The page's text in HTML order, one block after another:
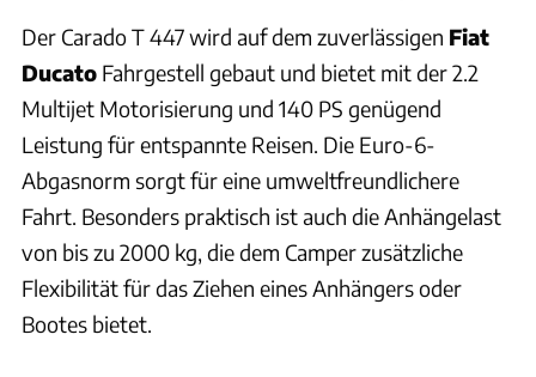
Der Carado T 447 wird auf dem zuverlässigen Fiat
Ducato Fahrgestell gebaut und bietet mit der 2.2
Multijet Motorisierung und 140 PS genügend
Leistung für entspannte Reisen. Die Euro-6-
Abgasnorm sorgt für eine umweltfreundlichere
Fahrt. Besonders praktisch ist auch die Anhängelast
von bis zu 2000 kg, die dem Camper zusätzliche
Flexibilität für das Ziehen eines Anhängers oder
Bootes bietet.